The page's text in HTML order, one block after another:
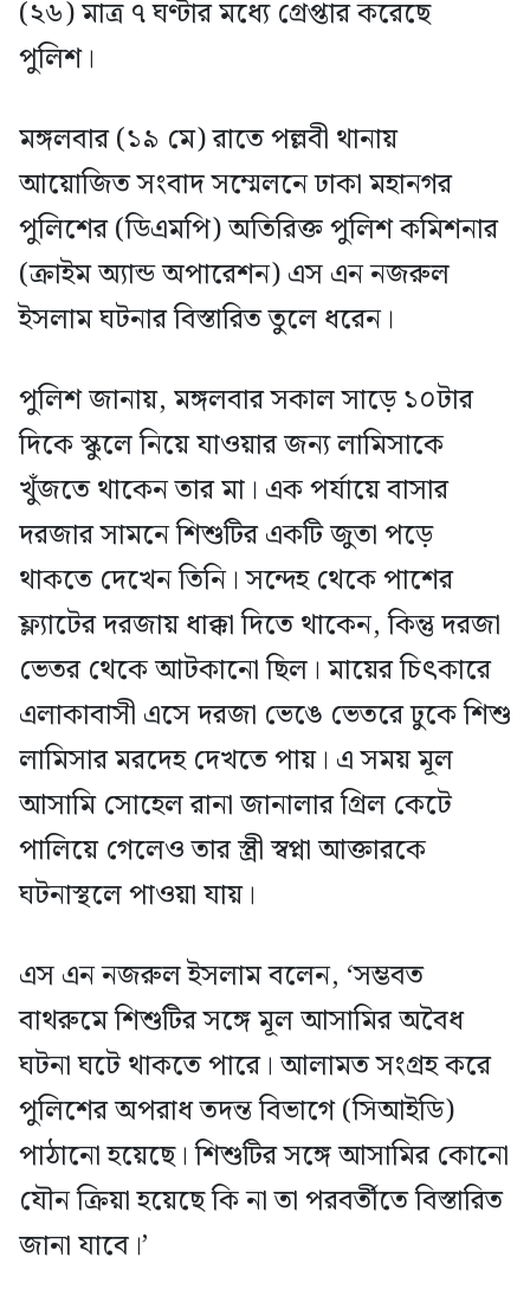
(২৬) মাত্র ৭ ঘণ্টার মধ্যে গ্রেপ্তার করেছে
পুলিশ।
মঙ্গলবার (১৯ মে) রাতে পল্লবী থানায়
আয়োজিত সংবাদ সম্মেলনে ঢাকা মহানগর
পুলিশের (ডিএমপি) অতিরিক্ত পুলিশ কমিশনার
(ক্রাইম অ্যান্ড অপারেশন) এস এন নজরুল
ইসলাম ঘটনার বিস্তারিত তুলে ধরেন।
পুলিশ জানায়, মঙ্গলবার সকাল সাড়ে ১০টার
দিকে স্কুলে নিয়ে যাওয়ার জন্য লামিসাকে
খুঁজতে থাকেন তার মা। এক পর্যায়ে বাসার
দরজার সামনে শিশুটির একটি জুতা পড়ে
থাকতে দেখেন তিনি। সন্দেহ থেকে পাশের
ফ্ল্যাটের দরজায় ধাক্কা দিতে থাকেন, কিন্তু দরজা
ভেতর থেকে আটকানো ছিল। মায়ের চিৎকারে
এলাকাবাসী এসে দরজা ভেঙে ভেতরে ঢুকে শিশু
লামিসার মরদেহ দেখতে পায়। এ সময় মূল
আসামি সোহেল রানা জানালার গ্রিল কেটে
পালিয়ে গেলেও তার স্ত্রী স্বপ্না আক্তারকে
ঘটনাস্থলে পাওয়া যায়।
এস এন নজরুল ইসলাম বলেন, ‘সম্ভবত
বাথরুমে শিশুটির সঙ্গে মূল আসামির অবৈধ
ঘটনা ঘটে থাকতে পারে। আলামত সংগ্রহ করে
পুলিশের অপরাধ তদন্ত বিভাগে (সিআইডি)
পাঠানো হয়েছে। শিশুটির সঙ্গে আসামির কোনো
যৌন ক্রিয়া হয়েছে কি না তা পরবর্তীতে বিস্তারিত
জানা যাবে।’